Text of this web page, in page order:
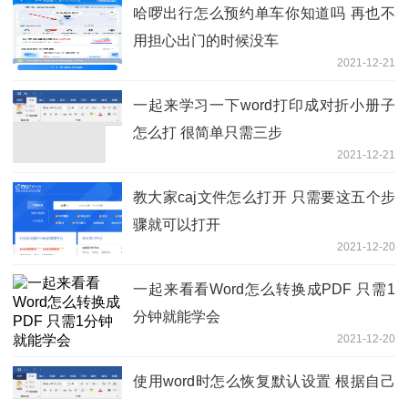
哈啰出行怎么预约单车你知道吗 再也不
用担心出门的时候没车
2021-12-21
一起来学习一下word打印成对折小册子
怎么打 很简单只需三步
2021-12-21
教大家caj文件怎么打开 只需要这五个步
骤就可以打开
2021-12-20
一起来看看Word怎么转换成PDF 只需1
分钟就能学会
2021-12-20
使用word时怎么恢复默认设置 根据自己